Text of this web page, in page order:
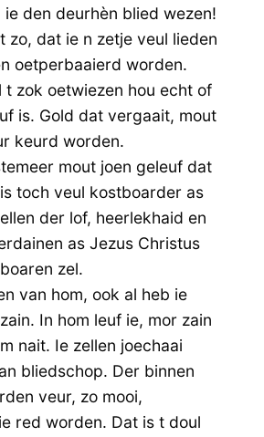
ie den deurhèn blied wezen!
zo, dat ie n zetje veul lieden
oetperbaaierd worden.
t zok oetwiezen hou echt of
is. Gold dat vergaait, mout
keurd worden.
mout joen geleuf dat
toch veul kostboarder as
der lof, heerlekhaid en
as Jezus Christus
zel.
van hom, ook al heb ie
In hom leuf ie, mor zain
nait. Ie zellen joechaai
bliedschop. Der binnen
veur, zo mooi,
red worden. Dat is t doul